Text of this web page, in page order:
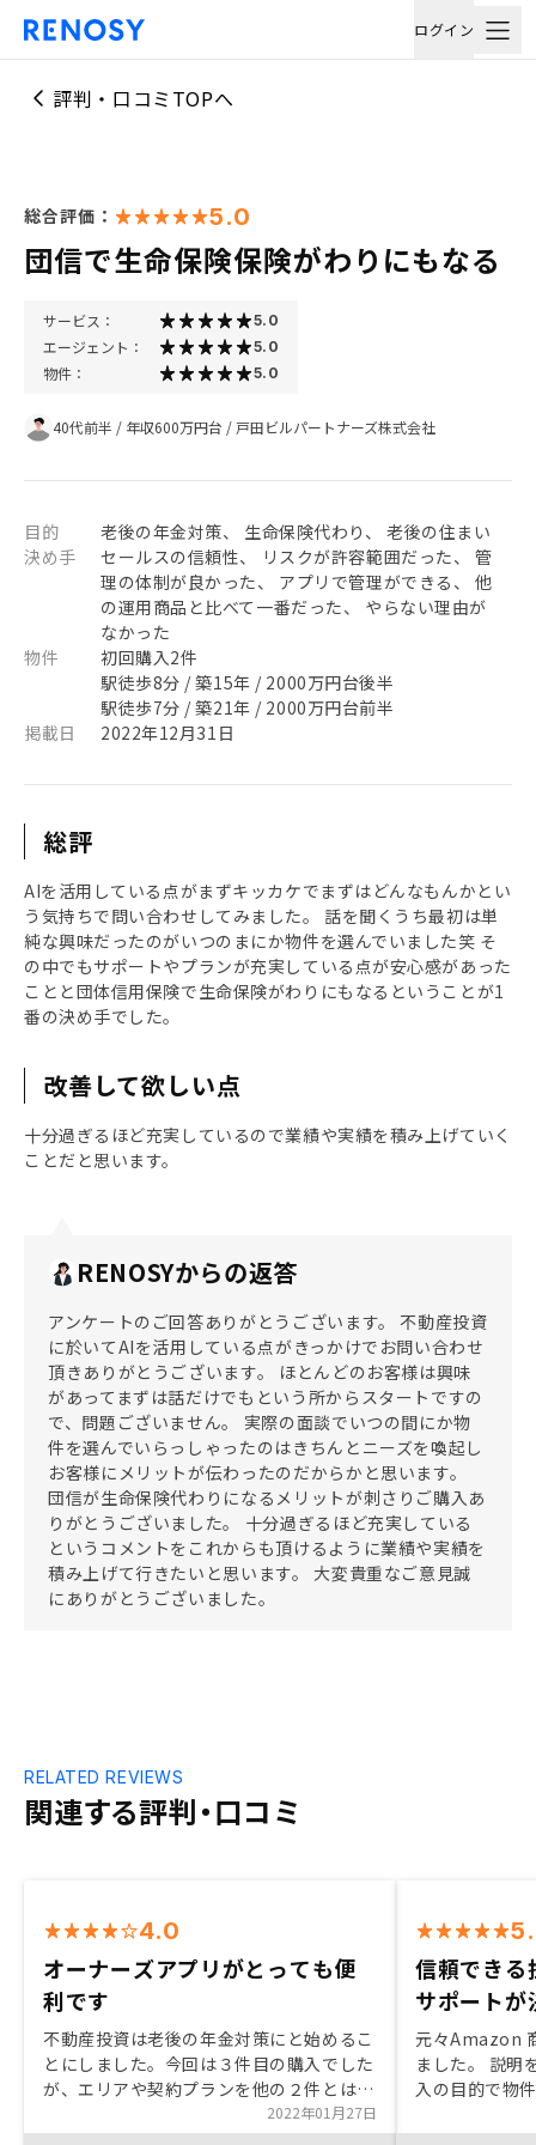
ログイン
評判・口コミTOPへ
総合評価： 5.0
団信で生命保険保険がわりにもなる
サービス： 5.0
エージェント： 5.0
物件： 5.0
40代前半 / 年収600万円台 /戸田ビルパートナーズ株式会社
目的
老後の年金対策、 生命保険代わり、 老後の住まい
決め手
セールスの信頼性、 リスクが許容範囲だった、 管
理の体制が良かった、 アプリで管理ができる、 他
の運用商品と比べて一番だった、 やらない理由が
なかった
物件
初回購入2件
駅徒歩8分 / 築15年 / 2000万円台後半
駅徒歩7分 / 築21年 / 2000万円台前半
掲載日
2022年12月31日
総評
AIを活用している点がまずキッカケでまずはどんなもんかとい
う気持ちで問い合わせしてみました。 話を聞くうち最初は単
純な興味だったのがいつのまにか物件を選んでいました笑 そ
の中でもサポートやプランが充実している点が安心感があった
ことと団体信用保険で生命保険がわりにもなるということが1
番の決め手でした。
改善して欲しい点
十分過ぎるほど充実しているので業績や実績を積み上げていく
ことだと思います。
RENOSYからの返答
アンケートのご回答ありがとうございます。 不動産投資
に於いてAIを活用している点がきっかけでお問い合わせ
頂きありがとうございます。 ほとんどのお客様は興味
があってまずは話だけでもという所からスタートですの
で、問題ございません。 実際の面談でいつの間にか物
件を選んでいらっしゃったのはきちんとニーズを喚起し
お客様にメリットが伝わったのだからかと思います。
団信が生命保険代わりになるメリットが刺さりご購入あ
りがとうございました。 十分過ぎるほど充実している
というコメントをこれからも頂けるように業績や実績を
積み上げて行きたいと思います。 大変貴重なご意見誠
にありがとうございました。
関連する評判・口コミ
RELATED REVIEWS
4.0
オーナーズアプリがとっても便
利です
不動産投資は老後の年金対策にと始めるこ
とにしました。今回は３件目の購入でした
が、エリアや契約プランを他の２件とは違
う持ち方にして、リスク分散を図りまし
た。御社は説明が的確でわかりやすいの
2022年01月27日
信頼できる
サポートが
元々Amazon
ました。 説明
入の目的で物
件を購入する